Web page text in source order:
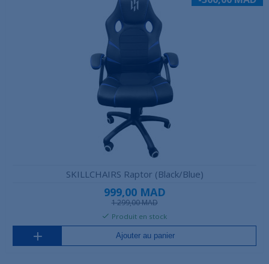
SKILLCHAIRS Raptor (Black/Blue)
999,00 MAD
1 299,00 MAD
Produit en stock
Ajouter au panier